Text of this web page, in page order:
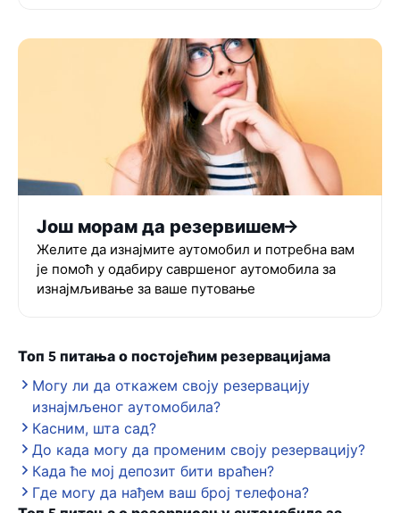
Још морам да резервишем
Желите да изнајмите аутомобил и потребна вам
је помоћ у одабиру савршеног аутомобила за
изнајмљивање за ваше путовање
Топ 5 питања о постојећим резервацијама
Могу ли да откажем своју резервацију
изнајмљеног аутомобила?
Касним, шта сад?
До када могу да променим своју резервацију?
Када ће мој депозит бити враћен?
Где могу да нађем ваш број телефона?